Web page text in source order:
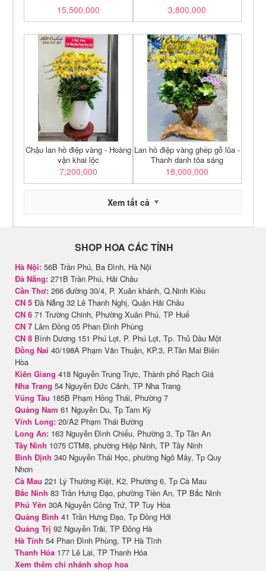
15,500,000 3,800,000
Chậu lan hồ điệp vàng - Hoàng
vận khai lộc
7,200,000
Lan hồ điệp vàng ghép gỗ lũa -
Thanh danh tỏa sáng
18,000,000
Xem tất cả
SHOP HOA CÁC TỈNH
Hà Nội: 56B Trần Phú, Ba Đình, Hà Nội
Đà Nẵng: 271B Trần Phú, Hải Châu
Cần Thơ: 266 đường 30/4, P. Xuân khánh, Q.Ninh Kiều
CN 5 Đà Nẵng 32 Lê Thanh Nghị, Quận Hải Châu
CN 6 71 Trường Chinh, Phường Xuân Phú, TP Huế
CN 7 Lâm Đồng 05 Phan Đình Phùng
CN 8 Bình Dương 151 Phú Lợi, P. Phú Lợi, Tp. Thủ Dầu Một
Đồng Nai 40/198A Phạm Văn Thuận, KP.3, P.Tân Mai Biên
Hòa
Kiên Giang 418 Nguyễn Trung Trực, Thành phố Rạch Giá
Nha Trang 54 Nguyễn Đức Cảnh, TP Nha Trang
Vũng Tàu 185B Phạm Hồng Thái, Phường 7
Quảng Nam 61 Nguyễn Du, Tp Tam Kỳ
Vĩnh Long: 20/A2 Phạm Thái Bường
Long An: 163 Nguyễn Đình Chiểu, Phường 3, Tp Tân An
Tây Ninh 1075 CTM8, phường Hiệp Ninh, TP Tây Ninh
Bình Định 340 Nguyễn Thái Học, phường Ngô Mây, Tp Quy
Nhơn
Cà Mau 221 Lý Thường Kiệt, K2, Phường 6, Tp Cà Mau
Bắc Ninh 83 Trần Hưng Đạo, phường Tiền An, TP Bắc Ninh
Phú Yên 30A Nguyễn Công Trứ, TP Tuy Hòa
Quảng Bình 41 Trần Hưng Đạo, Tp Đồng Hới
Quảng Trị 92 Nguyễn Trãi, TP Đông Hà
Hà Tĩnh 54 Phan Đình Phùng, TP Hà Tĩnh
Thanh Hóa 177 Lê Lai, TP Thanh Hóa
Xem thêm chi nhánh shop hoa